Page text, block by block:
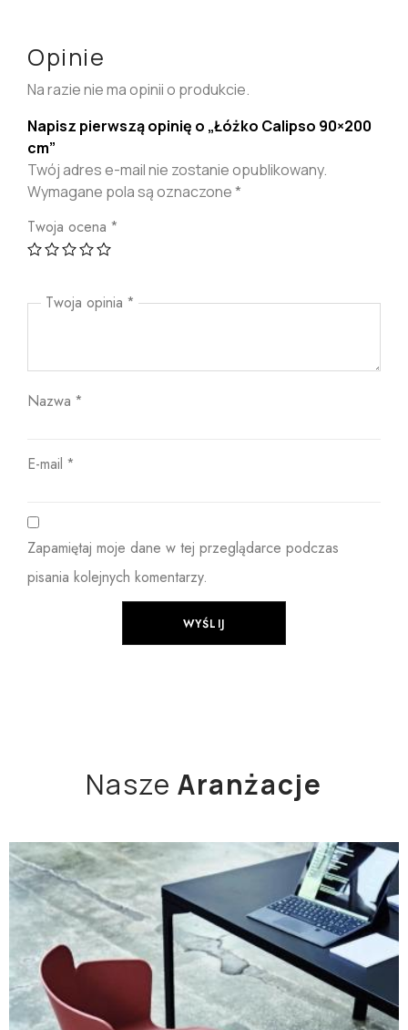
Opinie
Na razie nie ma opinii o produkcie.
Napisz pierwszą opinię o „Łóżko Calipso 90×200
cm”
Twój adres e-mail nie zostanie opublikowany.
Wymagane pola są oznaczone*
Twoja ocena *
Twoja opinia *
Nazwa *
E-mail *
Zapamiętaj moje dane w tej przeglądarce podczas
pisania kolejnych komentarzy.
NaszeAranżacje